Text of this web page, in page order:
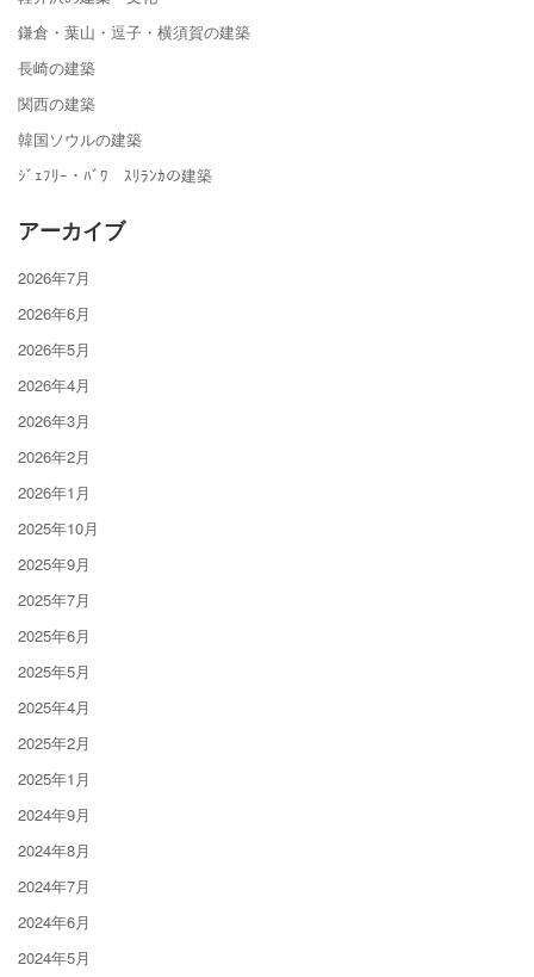
鎌倉・葉山・逗子・横須賀の建築
長崎の建築
関西の建築
韓国ソウルの建築
ｼﾞｪﾌﾘｰ・ﾊﾞﾜ ｽﾘﾗﾝｶの建築
アーカイブ
2026年7月
2026年6月
2026年5月
2026年4月
2026年3月
2026年2月
2026年1月
2025年10月
2025年9月
2025年7月
2025年6月
2025年5月
2025年4月
2025年2月
2025年1月
2024年9月
2024年8月
2024年7月
2024年6月
2024年5月